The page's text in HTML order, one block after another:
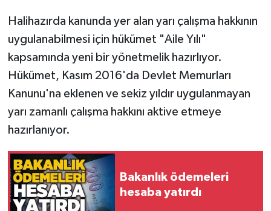
Halihazırda kanunda yer alan yarı çalışma hakkının
uygulanabilmesi için hükümet "Aile Yılı"
kapsamında yeni bir yönetmelik hazırlıyor.
Hükümet, Kasım 2016'da Devlet Memurları
Kanunu'na eklenen ve sekiz yıldır uygulanmayan
yarı zamanlı çalışma hakkını aktive etmeye
hazırlanıyor.
Bakanlık ödemeleri
hesaba yatırdı
Kilimli
Kültür - Sanat
MAGAZİN
Politika
Röportaj
Sağlık